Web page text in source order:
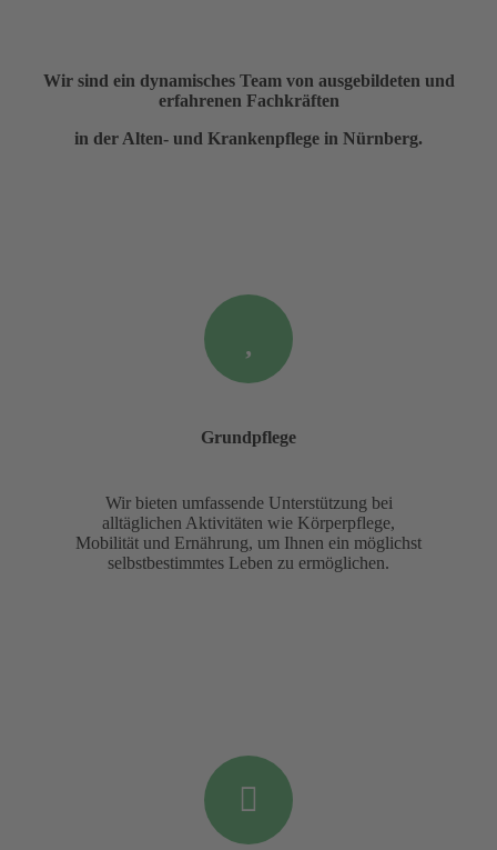
Wir sind ein dynamisches Team von ausgebildeten und
erfahrenen Fachkräften
in der Alten- und Krankenpflege in Nürnberg.
Grundpflege
Wir bieten umfassende Unterstützung bei
alltäglichen Aktivitäten wie Körperpflege,
Mobilität und Ernährung, um Ihnen ein möglichst
selbstbestimmtes Leben zu ermöglichen.